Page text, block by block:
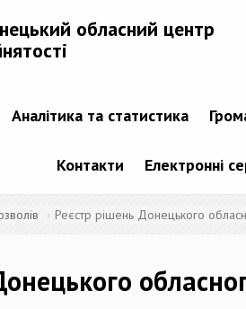
обласний центр
Аналітика та статистика
Контакти Електронні
Реєстр рішень Донецького